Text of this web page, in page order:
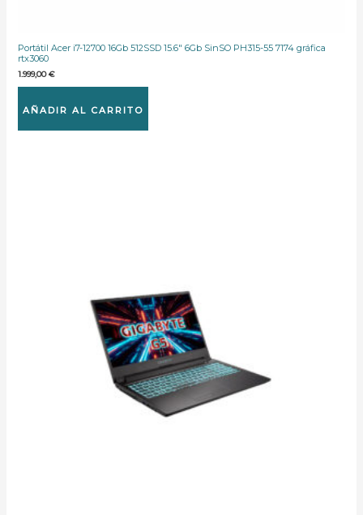
Portátil Acer i7-12700 16Gb 512SSD 15.6″ 6Gb SinSO PH315-55 7174 gráfica
rtx3060
1.999,00€
AÑADIR AL CARRITO